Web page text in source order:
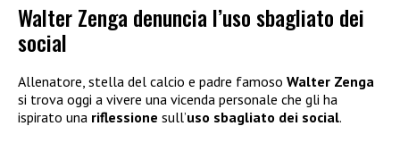
Walter Zenga denuncia l’uso sbagliato dei
social
Allenatore, stella del calcio e padre famoso Walter Zenga
si trova oggi a vivere una vicenda personale che gli ha
ispirato una riflessione sull’uso sbagliato dei social.